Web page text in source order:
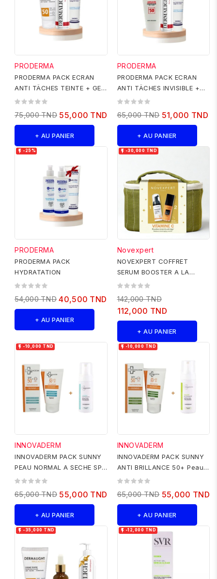
PRODERMA
PRODERMA PACK ECRAN
ANTI TÄCHES TEINTE + GEL
NETTOYANT+ HYDRAMAX
75,000 TND 55,000 TND
+ AU PANIER
PRODERMA
PRODERMA PACK ECRAN
ANTI TÄCHES INVISIBLE +
GEL NETTOYANT+
65,000 TND 51,000 TND
+ AU PANIER
 -25%
PRODERMA
PRODERMA PACK
HYDRATATION
54,000 TND 40,500 TND
+ AU PANIER
 -30,000 TND
Novexpert
NOVEXPERT COFFRET
SERUM BOOSTER A LA
VITAMINE C+MOUSSE FLASH
142,000 TND
112,000 TND
+ AU PANIER
 -10,000 TND
INNOVADERM
INNOVADERM PACK SUNNY
PEAU NORMAL A SECHE SPF
50+ - MOUSSE NET 150 ML
65,000 TND 55,000 TND
+ AU PANIER
 -10,000 TND
INNOVADERM
INNOVADERM PACK SUNNY
ANTI BRILLANCE 50+ Peau
mixte à grasse 50 ML +
65,000 TND 55,000 TND
+ AU PANIER
 -35,000 TND  -12,000 TND